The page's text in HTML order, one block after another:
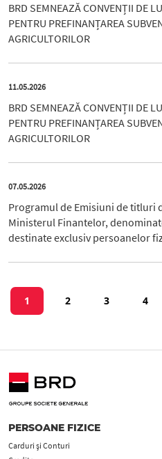
BRD SEMNEAZĂ CONVENȚII DE
PENTRU PREFINANȚAREA
AGRICULTORILOR
11.05.2026
BRD SEMNEAZĂ CONVENȚII DE
PENTRU PREFINANȚAREA
AGRICULTORILOR
07.05.2026
Programul de Emisiuni de titluri
Ministerul Finantelor,
destinate exclusiv persoanelor
Paginație
Pagina curentă
1 Page
2 Page
3 Page
4
PERSOANE FIZICE
Carduri şi Conturi